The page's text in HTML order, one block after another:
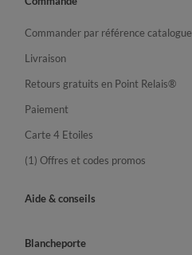
Commander par référence catalogue
Livraison
Retours gratuits en Point Relais®
Paiement
Carte 4 Etoiles
(1) Offres et codes promos
Aide & conseils
Blancheporte